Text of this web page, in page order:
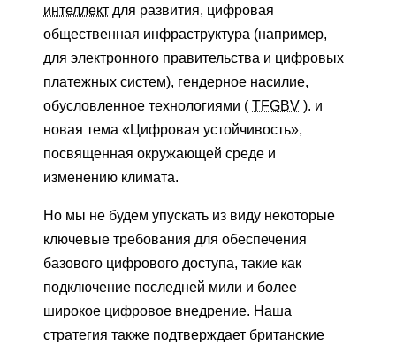
интеллект для развития, цифровая
общественная инфраструктура (например,
для электронного правительства и цифровых
платежных систем), гендерное насилие,
обусловленное технологиями ( TFGBV ). и
новая тема «Цифровая устойчивость»,
посвященная окружающей среде и
изменению климата.
Но мы не будем упускать из виду некоторые
ключевые требования для обеспечения
базового цифрового доступа, такие как
подключение последней мили и более
широкое цифровое внедрение. Наша
стратегия также подтверждает британские